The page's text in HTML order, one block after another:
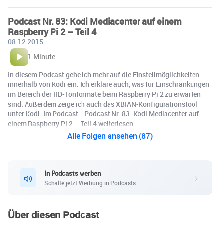
Podcast Nr. 83: Kodi Mediacenter auf einem
Raspberry Pi 2 – Teil 4
08.12.2015
1 Minute
In diesem Podcast gehe ich mehr auf die Einstellmöglichkeiten
innerhalb von Kodi ein. Ich erkläre auch, was für Einschränkungen
im Bereich der HD-Tonformate beim Raspberry Pi 2 zu erwarten
sind. Außerdem zeige ich auch das XBIAN-Konfigurationstool
unter Kodi. Im Podcast… Podcast Nr. 83: Kodi Mediacenter auf
einem Raspberry Pi 2 – Teil 4 weiterlesen
Alle Folgen ansehen (87)
In Podcasts werben
Schalte jetzt Werbung in Podcasts.
Über diesen Podcast